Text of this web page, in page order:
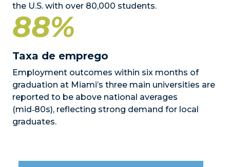
the U.S. with over 80,000 students.
88%
Taxa de emprego
Employment outcomes within six months of
graduation at Miami’s three main universities are
reported to be above national averages
(mid‑80s), reflecting strong demand for local
graduates.